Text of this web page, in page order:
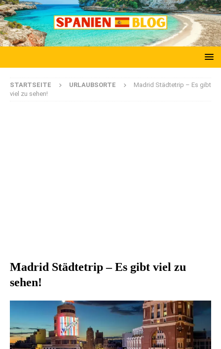
STARTSEITE URLAUBSORTE
Madrid Städtetrip – Es gibt
viel zu sehen!
Madrid Städtetrip – Es gibt viel zu
sehen!